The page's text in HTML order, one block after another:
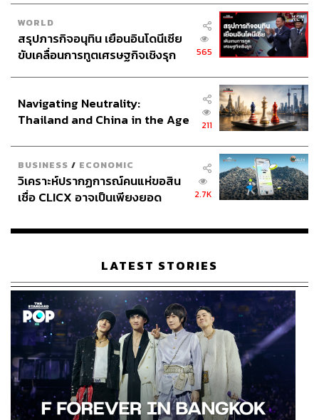
สามารถติดตาม THE STANDARD WEALTH
ผ่านแอปพลิเคชันต่างๆ ที่คุณสะดวกหรือใช้งานอยู่แล้วได้เลย
TAGS: เงินลงทุน
แบตเตอรี่
คณะกรรมการนโยบายยานยนต์ไฟฟ้าแห่งชาติ (บอร์ด
EV)
ส่งออก
นฤตม์ เทอดสถีรศักดิ์ HEV
เศรษฐกิจไทย
BEV
กระทรวงการคลัง EV3
Oversupply
EV3.5
กิจการยานยนต์ไฟฟ้า (EV)
251
ABOUT THE AUTHOR
ประลองยุทธ ผงงอย
THE STANDARD WEALTH Feature Editor
WORLD
สรุปภารกิจอนุทิน เยือนอินโดนีเซีย
ขับเคลื่อนการทูตเศรษฐกิจเชิงรุก
565
Navigating Neutrality:
Thailand and China in the Age
211
BUSINESS / ECONOMIC
วิเคราะห์ปรากฏการณ์คนแห่ขอสิน
เชื่อ CLICX อาจเป็นเพียงยอด
เรือนไทยที่ถูกซุกไว้
2.7K
LATEST STORIES